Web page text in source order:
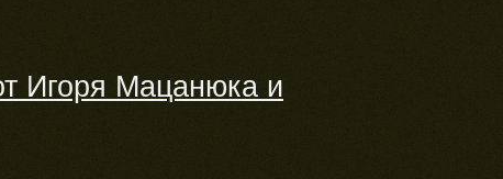
Игоря Мацанюка и